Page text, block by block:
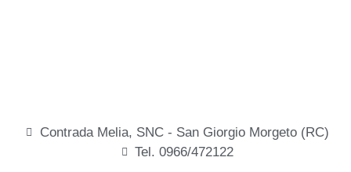
Contrada Melia, SNC - San Giorgio Morgeto (RC)
Tel. 0966/472122